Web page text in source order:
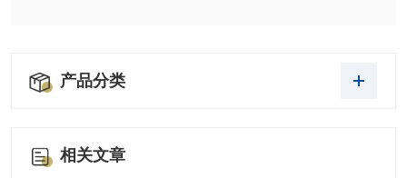
产品分类
相关文章